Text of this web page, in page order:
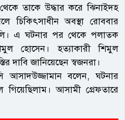
তাকে উদ্ধার করে ঝিনাইদহ
চিকিৎসাধীন অবস্থা রোববার
এ ঘটনার পর থেকে পলাতক
হোসেন। হত্যাকারী শিমুল
দাবি জানিয়েছেন স্বজনরা।
আসাদউজ্জামান বলেন, ঘটনার
আসামী গ্রেফতারে